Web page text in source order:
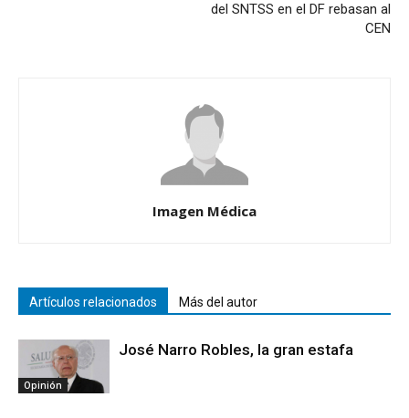
del SNTSS en el DF rebasan al
CEN
Imagen Médica
Artículos relacionados Más del autor
Opinión
José Narro Robles, la gran estafa